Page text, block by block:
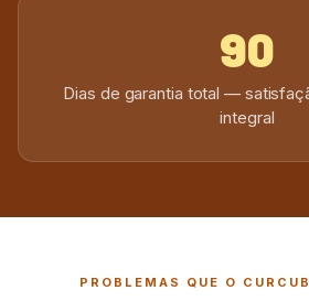
90
Dias de garantia total —
integral
PROBLEMAS QUE O